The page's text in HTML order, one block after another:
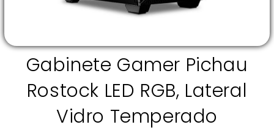
Gabinete Gamer Pichau
Rostock LED RGB, Lateral
Vidro Temperado